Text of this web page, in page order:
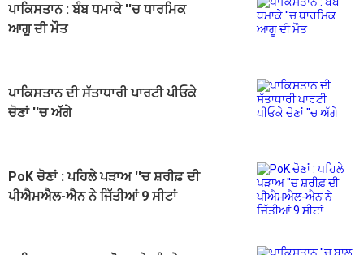
ਪਾਕਿਸਤਾਨ : ਬੰਬ ਧਮਾਕੇ ''ਚ ਧਾਰਮਿਕ
ਆਗੂ ਦੀ ਮੌਤ
ਪਾਕਿਸਤਾਨ ਦੀ ਸੱਤਾਧਾਰੀ ਪਾਰਟੀ ਪੀਓਕੇ
ਚੋਣਾਂ ''ਚ ਅੱਗੇ
PoK ਚੋਣਾਂ : ਪਹਿਲੇ ਪੜਾਅ ''ਚ ਸ਼ਰੀਫ਼ ਦੀ
ਪੀਐਮਐਲ-ਐਨ ਨੇ ਜਿੱਤੀਆਂ 9 ਸੀਟਾਂ